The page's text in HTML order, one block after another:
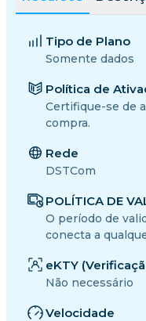
Tipo de Plano
Somente dados
Política de
Certifique-se de
compra.
Rede
DSTCom
POLÍTICA DE
O período de
conecta a
eKTY
Não necessário
Velocidade